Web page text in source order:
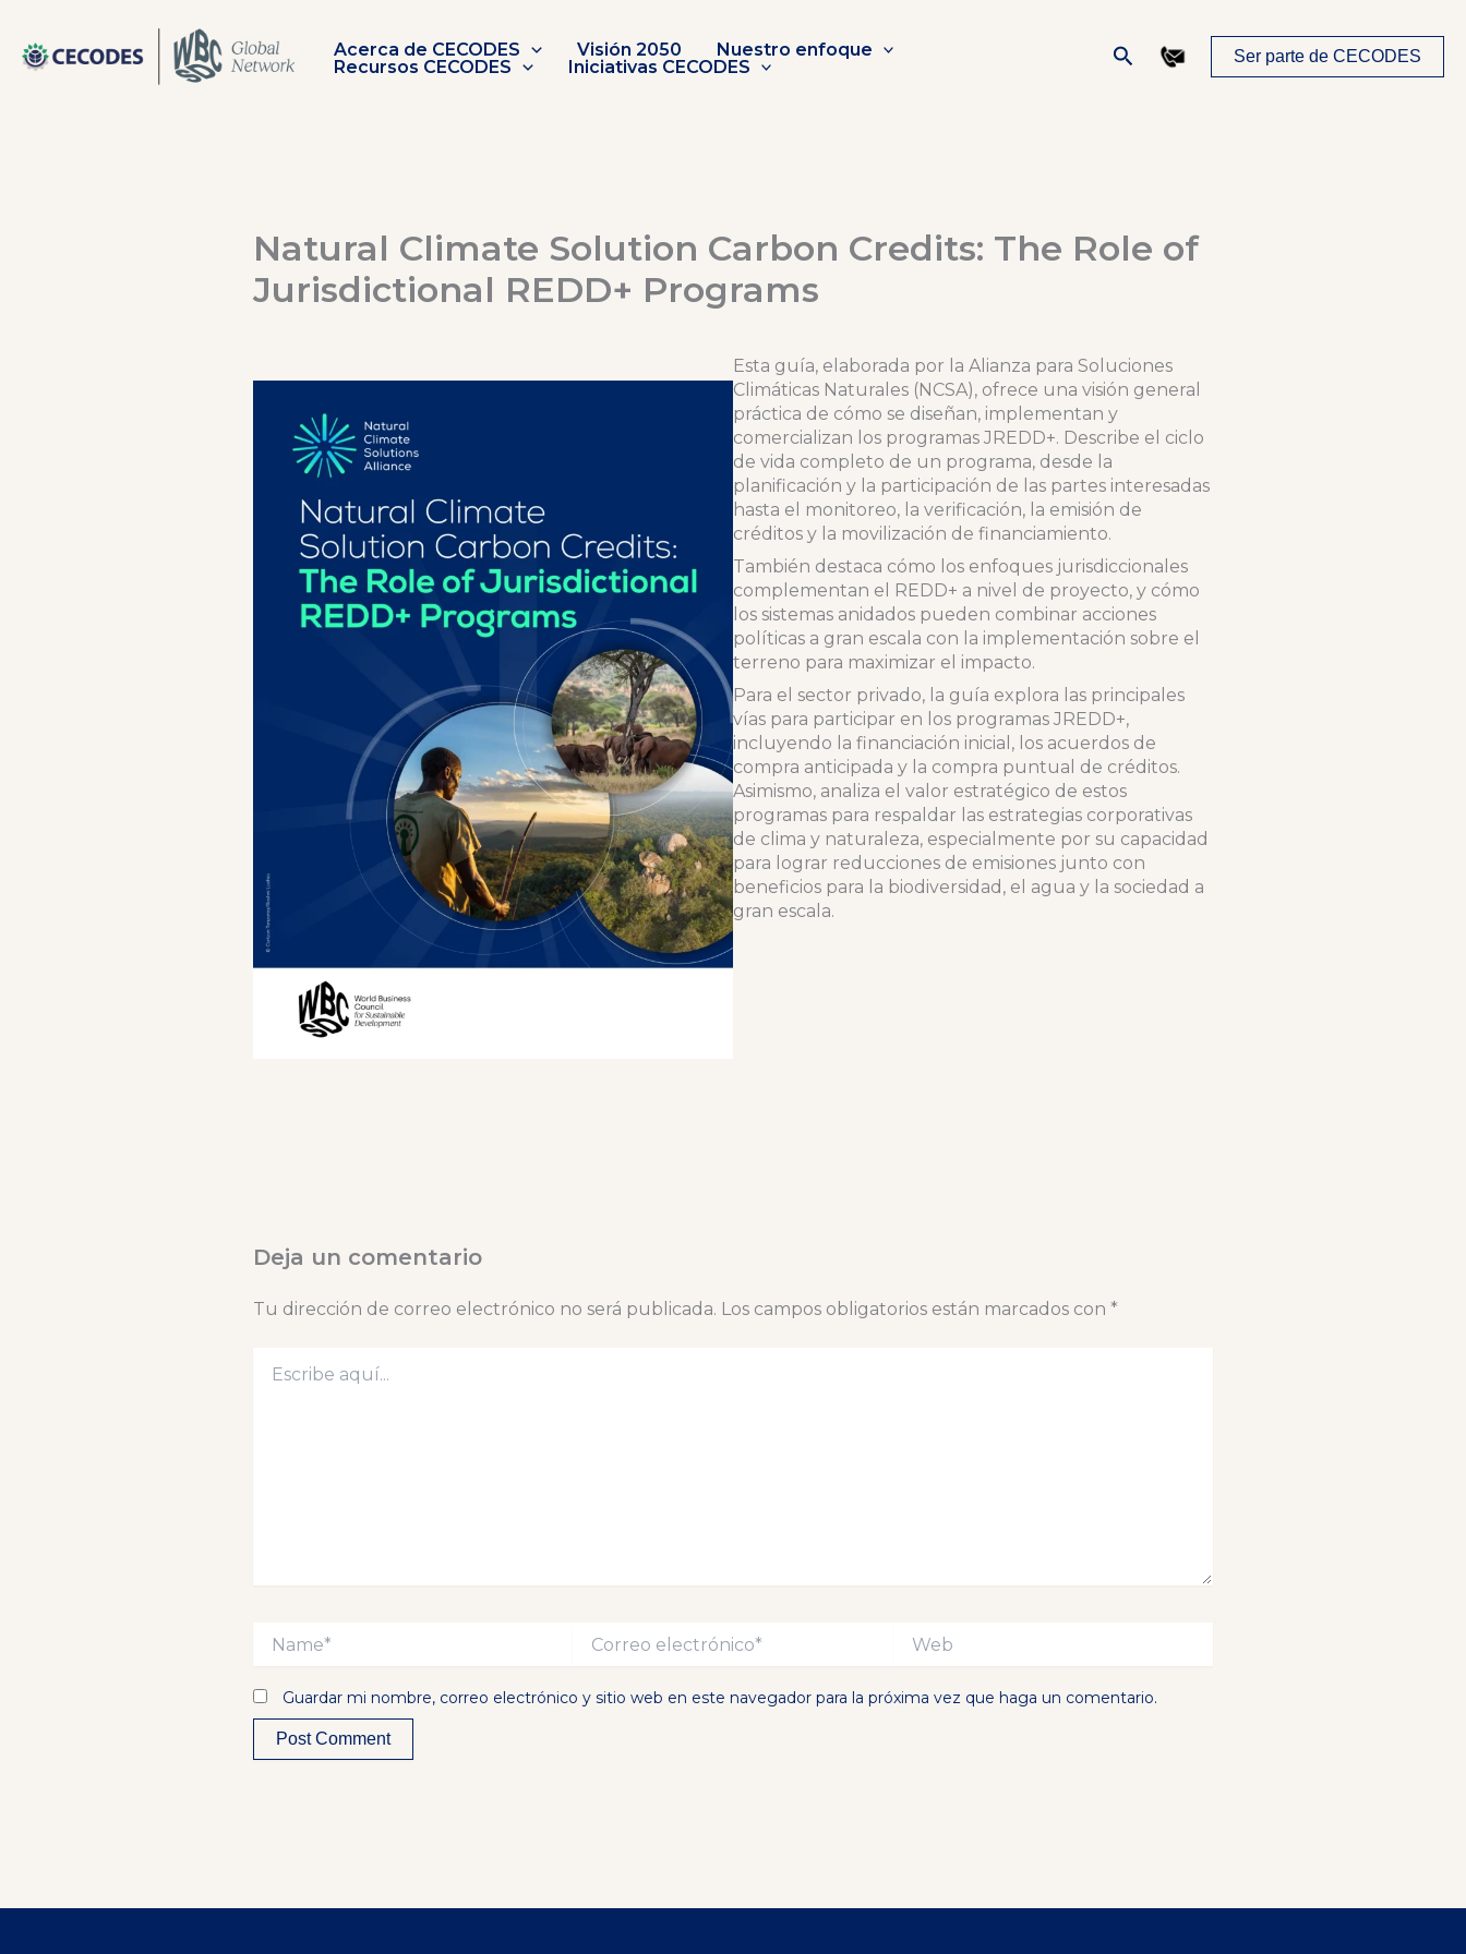
contenido
Acerca de CECODES Visión 2050
Nuestro enfoque
Recursos CECODES
Iniciativas CECODES Buscar Ser parte de CECODES
Natural Climate Solution Carbon Credits: The Role of
Jurisdictional REDD+ Programs
Esta guía, elaborada por la Alianza para Soluciones
Climáticas Naturales (NCSA), ofrece una visión general
práctica de cómo se diseñan, implementan y
comercializan los programas JREDD+. Describe el ciclo
de vida completo de un programa, desde la
planificación y la participación de las partes interesadas
hasta el monitoreo, la verificación, la emisión de
créditos y la movilización de financiamiento.
También destaca cómo los enfoques jurisdiccionales
complementan el REDD+ a nivel de proyecto, y cómo
los sistemas anidados pueden combinar acciones
políticas a gran escala con la implementación sobre el
terreno para maximizar el impacto.
Para el sector privado, la guía explora las principales
vías para participar en los programas JREDD+,
incluyendo la financiación inicial, los acuerdos de
compra anticipada y la compra puntual de créditos.
Asimismo, analiza el valor estratégico de estos
programas para respaldar las estrategias corporativas
de clima y naturaleza, especialmente por su capacidad
para lograr reducciones de emisiones junto con
beneficios para la biodiversidad, el agua y la sociedad a
gran escala.
Deja un comentario
Tu dirección de correo electrónico no será publicada. Los campos obligatorios están marcados con *
aquí...
electrónico*
Guardar mi nombre, correo electrónico y sitio web en este navegador para la próxima vez que haga un comentario.